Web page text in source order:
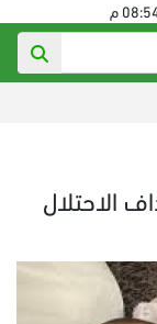
الاحتلال